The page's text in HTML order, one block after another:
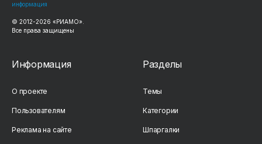
информация
© 2012-2026 «РИАМО».
Все права защищены
Информация
О проекте
Пользователям
Реклама на сайте
Разделы
Темы
Категории
Шпаргалки